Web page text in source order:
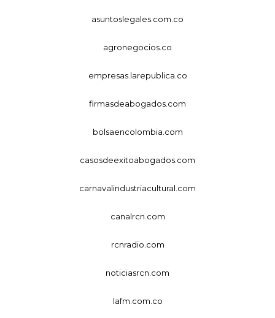
asuntoslegales.com.co
agronegocios.co
empresas.larepublica.co
firmasdeabogados.com
bolsaencolombia.com
casosdeexitoabogados.com
carnavalindustriacultural.com
canalrcn.com
rcnradio.com
noticiasrcn.com
lafm.com.co